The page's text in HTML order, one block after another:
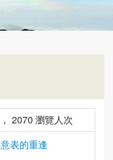
2070 瀏覽人次
表的重逢